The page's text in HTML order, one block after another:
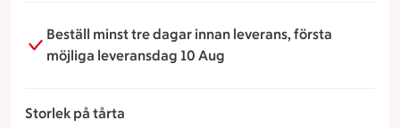
Beställ minst tre dagar innan leverans, första
möjliga leveransdag 10 Aug
Storlek på tårta